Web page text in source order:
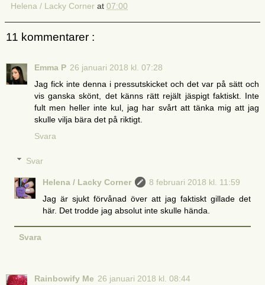
Helena / Lacky Corner at 07:00
11 kommentarer :
Emma P 26 januari 2018 kl. 07:28
Jag fick inte denna i pressutskicket och det var på sätt och
vis ganska skönt, det känns rätt rejält jäspigt faktiskt. Inte
fult men heller inte kul, jag har svårt att tänka mig att jag
skulle vilja bära det på riktigt.
Svara
Svar
Helena / Lacky Corner
8 februari 2018 kl. 11:59
Jag är sjukt förvånad över att jag faktiskt gillade det
här. Det trodde jag absolut inte skulle hända.
Svara
Rainbowify Me 26 januari 2018 kl. 08:44